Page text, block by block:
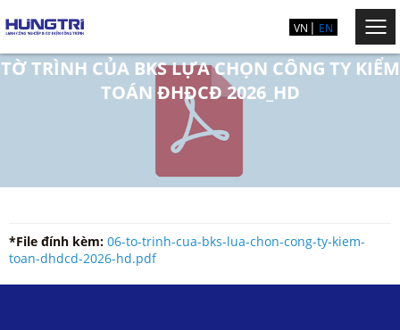
VN EN
TỜ TRÌNH CỦA BKS LỰA CHỌN CÔNG TY KIỂM
TOÁN ĐHĐCĐ 2026_HD
*File đính kèm: 06-to-trinh-cua-bks-lua-chon-cong-ty-kiem-
toan-dhdcd-2026-hd.pdf